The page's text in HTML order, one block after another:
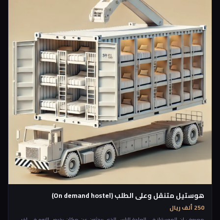
هوستيل متنقل وعلى الطلب (On demand hostel)
250 ألف ريال